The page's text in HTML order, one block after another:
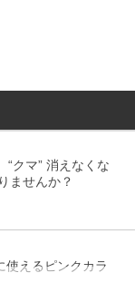
“クマ” 消えなくな
ませんか？
えるピンクカラ